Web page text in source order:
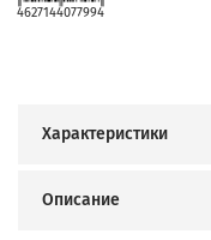
4627144077994
Характеристики
Описание